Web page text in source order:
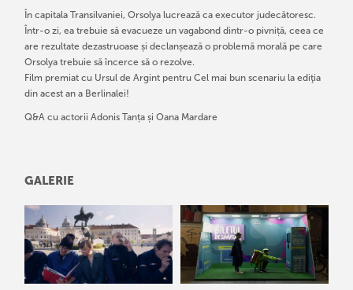
În capitala Transilvaniei, Orsolya lucrează ca executor judecătoresc.
Într-o zi, ea trebuie să evacueze un vagabond dintr-o pivniță, ceea ce
are rezultate dezastruoase și declanșează o problemă morală pe care
Orsolya trebuie să încerce să o rezolve.
Film premiat cu Ursul de Argint pentru Cel mai bun scenariu la ediţia
din acest an a Berlinalei!
Q&A cu actorii Adonis Tanța și Oana Mardare
GALERIE